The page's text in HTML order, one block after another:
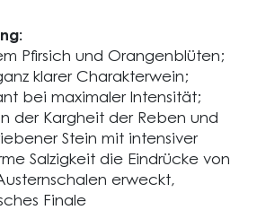
Pfirsich und Orangenblüten;
klarer Charakterwein;
bei maximaler Intensität;
der Kargheit der Reben und
Stein mit intensiver
Salzigkeit die Eindrücke von
erweckt,
Finale